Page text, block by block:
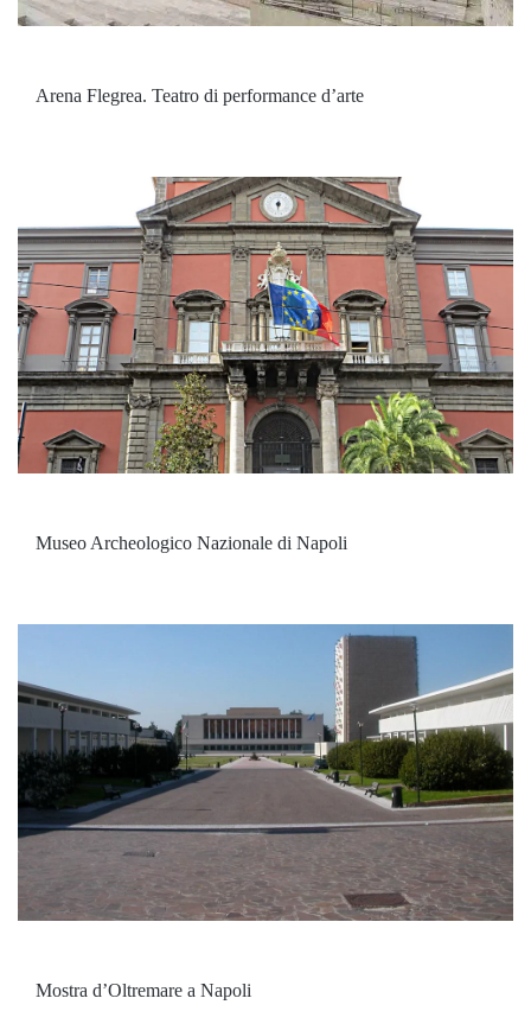
Arena Flegrea. Teatro di performance d’arte
Museo Archeologico Nazionale di Napoli
Mostra d’Oltremare a Napoli